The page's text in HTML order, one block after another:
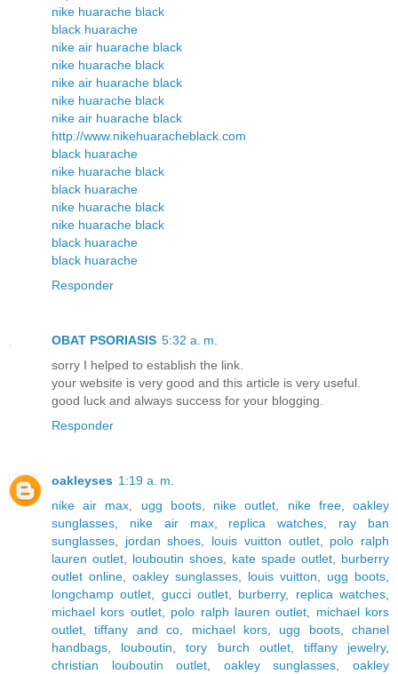
nike huarache black
black huarache
nike air huarache black
nike huarache black
nike air huarache black
nike huarache black
nike air huarache black
http://www.nikehuaracheblack.com
black huarache
nike huarache black
black huarache
nike huarache black
nike huarache black
black huarache
black huarache
Responder
OBAT PSORIASIS 5:32 a. m.
sorry I helped to establish the link.
your website is very good and this article is very useful.
good luck and always success for your blogging.
Responder
oakleyses 1:19 a. m.
nike air max
ugg boots, nike outlet nike free,oakley
sunglasses
nike air max, replica watches
ray ban
sunglasses
jordan shoes louis vuitton outlet, polo ralph
lauren outlet
louboutin shoes kate spade outlet
burberry
outlet online
oakley sunglasses louis vuitton ugg boots
longchamp outlet
gucci outlet burberry, replica watches
michael kors outlet, polo ralph lauren outlet
michael kors
outlet ,tiffany and co michael kors, ugg boots, chanel
handbags
louboutin ,tory burch outlet, tiffany jewelry,
christian louboutin outlet
oakley sunglasses ,oakley